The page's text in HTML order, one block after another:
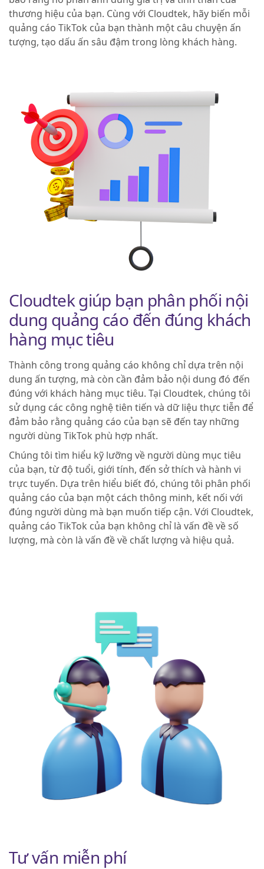
thương hiệu của bạn. Cùng với Cloudtek, hãy biến mỗi
quảng cáo TikTok của bạn thành một câu chuyện ấn
tượng, tạo dấu ấn sâu đậm trong lòng khách hàng.
Cloudtek giúp bạn phân phối nội
dung quảng cáo đến đúng khách
hàng mục tiêu
Thành công trong quảng cáo không chỉ dựa trên nội
dung ấn tượng, mà còn cần đảm bảo nội dung đó đến
đúng với khách hàng mục tiêu. Tại Cloudtek, chúng tôi
sử dụng các công nghệ tiên tiến và dữ liệu thực tiễn để
đảm bảo rằng quảng cáo của bạn sẽ đến tay những
người dùng TikTok phù hợp nhất.
Chúng tôi tìm hiểu kỹ lưỡng về người dùng mục tiêu
của bạn, từ độ tuổi, giới tính, đến sở thích và hành vi
trực tuyến. Dựa trên hiểu biết đó, chúng tôi phân phối
quảng cáo của bạn một cách thông minh, kết nối với
đúng người dùng mà bạn muốn tiếp cận. Với Cloudtek,
quảng cáo TikTok của bạn không chỉ là vấn đề về số
lượng, mà còn là vấn đề về chất lượng và hiệu quả.
Tư vấn miễn phí